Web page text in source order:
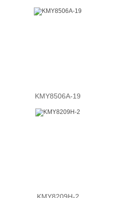
KMY8506A-19
KMY8209H-2